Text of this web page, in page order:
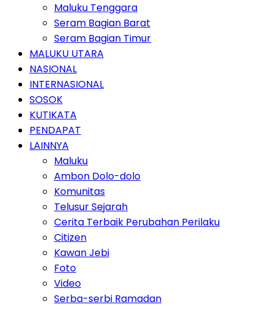
Maluku Tenggara
Seram Bagian Barat
Seram Bagian Timur
MALUKU UTARA
NASIONAL
INTERNASIONAL
SOSOK
KUTIKATA
PENDAPAT
LAINNYA
Maluku
Ambon Dolo-dolo
Komunitas
Telusur Sejarah
Cerita Terbaik Perubahan Perilaku
Citizen
Kawan Jebi
Foto
Video
Serba-serbi Ramadan